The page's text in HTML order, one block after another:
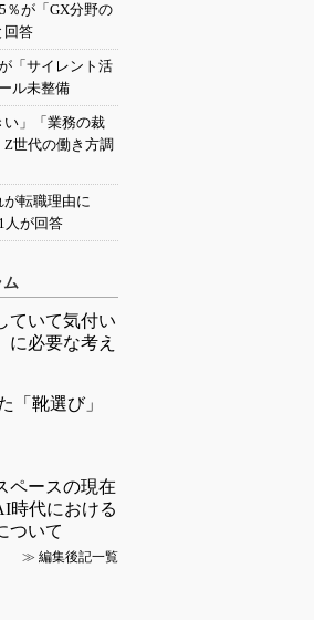
％が「GX分野の
回答
「サイレント活
ル未整備
い」「業務の裁
世代の働き方調
転職理由に
人が回答
ム
ていて気付い
に必要な考え
「靴選び」
ペースの現在
代における
ついて
≫ 編集後記一覧